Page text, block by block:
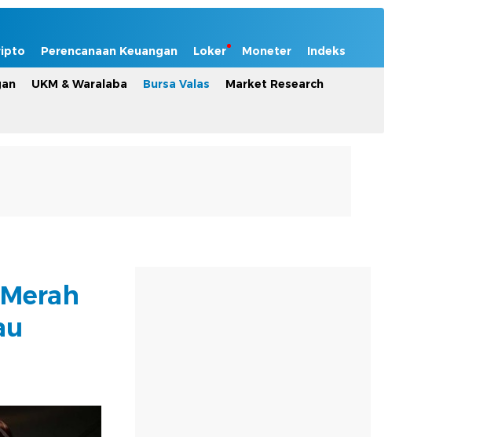
Perencanaan Keuangan Loker Moneter Indeks
UKM & Waralaba Bursa Valas Market Research